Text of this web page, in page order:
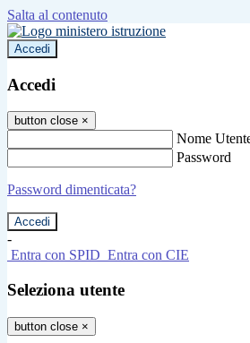
Salta al contenuto
Accedi
Accedi
button close ×
Nome
Password
Password dimenticata?
-
Entra con SPID Entra con CIE
Seleziona utente
button close ×